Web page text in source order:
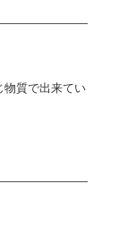
物質で出来てい